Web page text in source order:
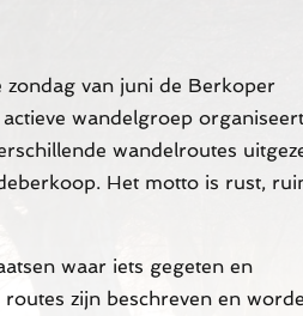
van juni de Berkoper
wandelgroep
wandelroutes
Het motto is rust,
waar iets gegeten en
zijn beschreven en